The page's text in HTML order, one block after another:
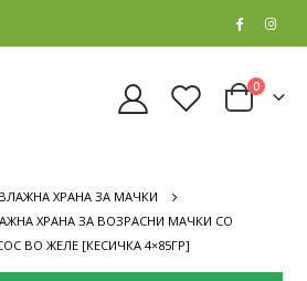
0
ВЛАЖНА ХРАНА ЗА МАЧКИ
ХРАНА ЗА ВОЗРАСНИ МАЧКИ СО
ВО ЖЕЛЕ [КЕСИЧКА 4×85ГР]